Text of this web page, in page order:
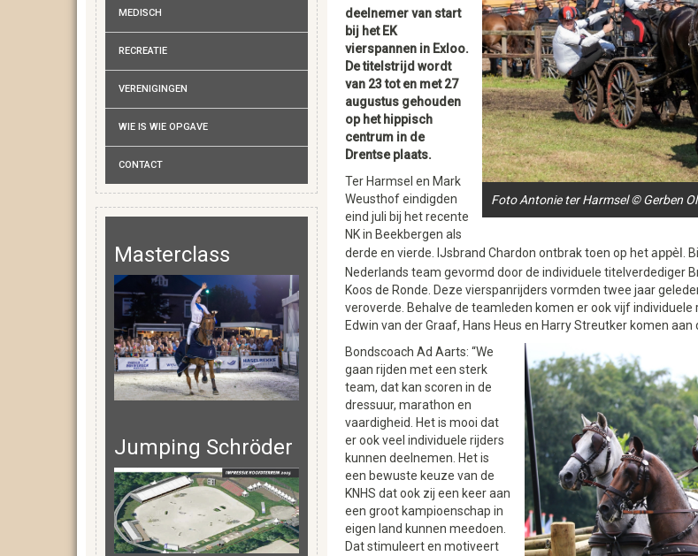
MEDISCH
RECREATIE
VERENIGINGEN
WIE IS WIE OPGAVE
CONTACT
Masterclass
Jumping Schröder
Foto Antonie ter Harmsel © Gerben
deelnemer van start
bij het EK
vierspannen in Exloo.
De titelstrijd wordt
van 23 tot en met 27
augustus gehouden
op het hippisch
centrum in de
Drentse plaats.
Ter Harmsel en Mark
Weusthof eindigden
eind juli bij het recente
NK in Beekbergen als
derde en vierde. IJsbrand Chardon ontbrak toen op hetappèl.
Nederlands team gevormd door de individuele titelverdediger
Koos de Ronde. Deze vierspanrijders vormden twee jaar
veroverde. Behalve de teamleden komen er ook vijf individuele
Edwin van der Graaf, Hans Heus en Harry Streutker komen aan
Bondscoach Ad Aarts: “We
gaan rijden met een sterk
team, dat kan scoren in de
dressuur, marathon en
vaardigheid. Het is mooi dat
er ook veel individuele rijders
kunnen deelnemen. Het is
een bewuste keuze van de
KNHS dat ook zij een keer aan
een groot kampioenschap in
eigen land kunnen meedoen.
Dat stimuleert en motiveert